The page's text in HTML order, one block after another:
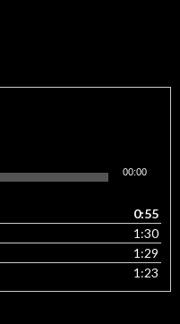
00:00
0:55
1:30
1:29
1:23